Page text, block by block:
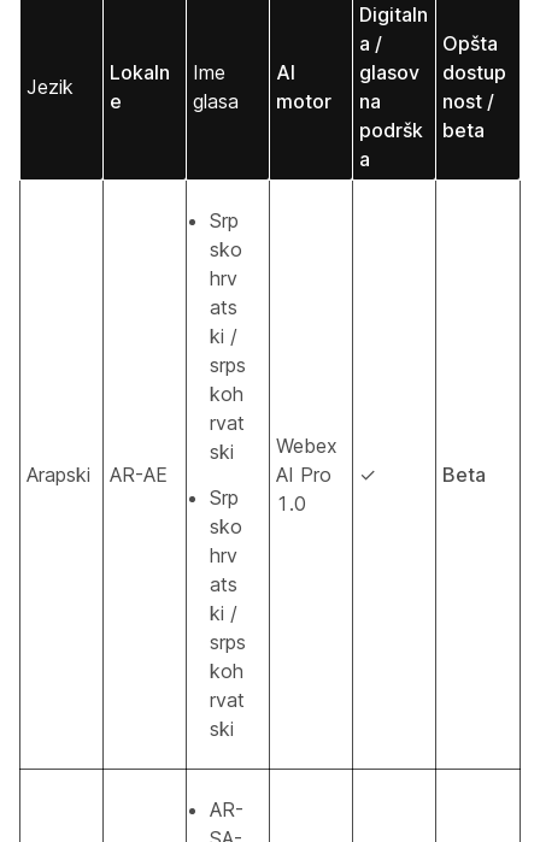
Jezik
Lokaln
e
Ime
glasa
AI
motor
Digitaln
a /
glasov
na
podršk
a
Opšta
dostup
nost /
beta
Arapski AR-AE
Srp
sko
hrv
ats
ki /
srps
koh
rvat
ski
Srp
sko
hrv
ats
ki /
srps
koh
rvat
ski
Webex
AI Pro
1.0
✓ Beta
AR-